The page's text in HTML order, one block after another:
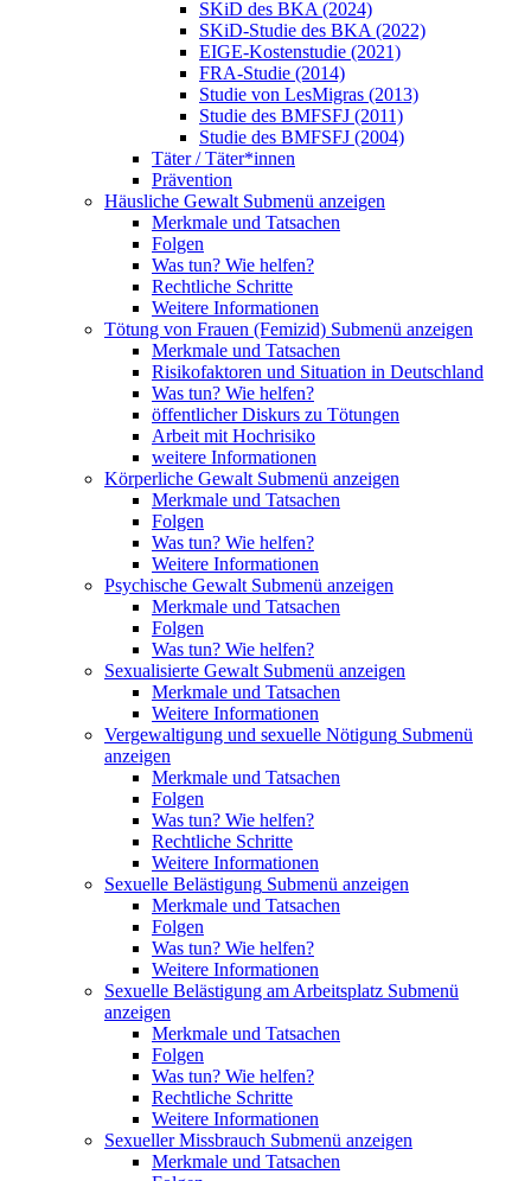
SKiD des BKA (2024)
SKiD-Studie des BKA (2022)
EIGE-Kostenstudie (2021)
FRA-Studie (2014)
Studie von LesMigras (2013)
Studie des BMFSFJ (2011)
Studie des BMFSFJ (2004)
Täter / Täter*innen
Prävention
Häusliche Gewalt Submenü anzeigen
Merkmale und Tatsachen
Folgen
Was tun? Wie helfen?
Rechtliche Schritte
Weitere Informationen
Tötung von Frauen (Femizid) Submenü anzeigen
Merkmale und Tatsachen
Risikofaktoren und Situation in Deutschland
Was tun? Wie helfen?
öffentlicher Diskurs zu Tötungen
Arbeit mit Hochrisiko
weitere Informationen
Körperliche Gewalt Submenü anzeigen
Merkmale und Tatsachen
Folgen
Was tun? Wie helfen?
Weitere Informationen
Psychische Gewalt Submenü anzeigen
Merkmale und Tatsachen
Folgen
Was tun? Wie helfen?
Sexualisierte Gewalt Submenü anzeigen
Merkmale und Tatsachen
Weitere Informationen
Vergewaltigung und sexuelle Nötigung Submenü
anzeigen
Merkmale und Tatsachen
Folgen
Was tun? Wie helfen?
Rechtliche Schritte
Weitere Informationen
Sexuelle Belästigung Submenü anzeigen
Merkmale und Tatsachen
Folgen
Was tun? Wie helfen?
Weitere Informationen
Sexuelle Belästigung am Arbeitsplatz Submenü
anzeigen
Merkmale und Tatsachen
Folgen
Was tun? Wie helfen?
Rechtliche Schritte
Weitere Informationen
Sexueller Missbrauch Submenü anzeigen
Merkmale und Tatsachen